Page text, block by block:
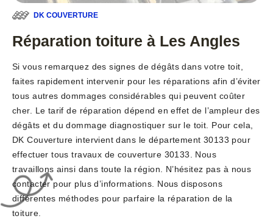
DK COUVERTURE
Réparation toiture à Les Angles
Si vous remarquez des signes de dégâts dans votre toit,
faites rapidement intervenir pour les réparations afin d’éviter
tous autres dommages considérables qui peuvent coûter
cher. Le tarif de réparation dépend en effet de l’ampleur des
dégâts et du dommage diagnostiquer sur le toit. Pour cela,
DK Couverture intervient dans le département 30133 pour
effectuer tous travaux de couverture 30133. Nous
travaillons ainsi dans toute la région. N’hésitez pas à nous
contacter pour plus d’informations. Nous disposons
différentes méthodes pour parfaire la réparation de la
toiture.